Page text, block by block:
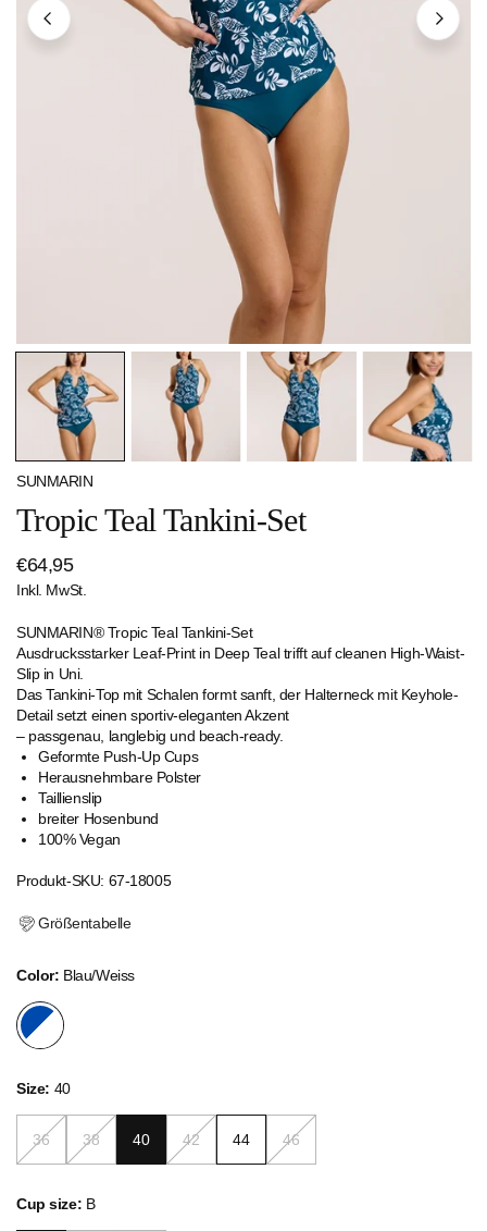
ÖFFNEN SIE MEDIEN IN DER GALERIEANSICHT
SUNMARIN
Tropic Teal Tankini-Set
Regulärer
Preis
€64,95
Inkl. MwSt.
SUNMARIN® Tropic Teal Tankini-Set
Ausdrucksstarker Leaf-Print in Deep Teal trifft auf cleanen High-Waist-
Slip in Uni.
Das Tankini-Top mit Schalen formt sanft, der Halterneck mit Keyhole-
Detail setzt einen sportiv-eleganten Akzent
– passgenau, langlebig und beach-ready.
Geformte Push-Up Cups
Herausnehmbare Polster
Taillienslip
breiter Hosenbund
100% Vegan
Produkt-SKU: 67-18005
Größentabelle
Color: Blau/Weiss
Size: 40
36 38 40 42 44 46
Cup size: B